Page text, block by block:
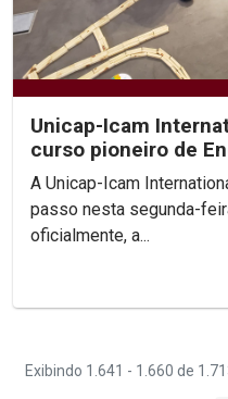
Unicap-Icam
curso pioneiro de
Complexidade
A Unicap-Icam
passo nesta segunda-
oficialmente, a...
Exibindo 1.641 - 1.660 de